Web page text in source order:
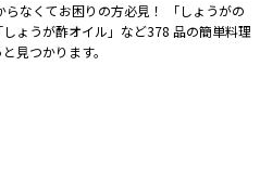
なくてお困りの方必見！ 「しょうがの
ょうが酢オイル」など378 品の簡単料理
見つかります。